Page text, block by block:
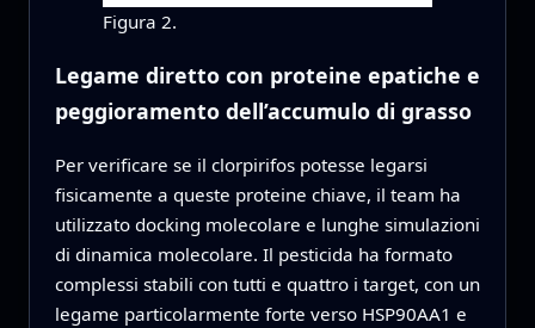
Figura 2.
Legame diretto con proteine epatiche e
peggioramento dell’accumulo di grasso
Per verificare se il clorpirifos potesse legarsi
fisicamente a queste proteine chiave, il team ha
utilizzato docking molecolare e lunghe simulazioni
di dinamica molecolare. Il pesticida ha formato
complessi stabili con tutti e quattro i target, con un
legame particolarmente forte verso HSP90AA1 e